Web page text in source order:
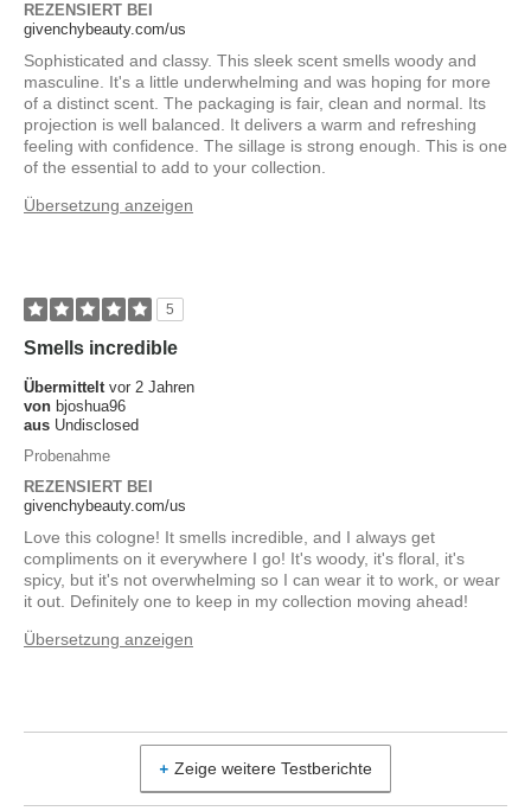
REZENSIERT BEI
givenchybeauty.com/us
Sophisticated and classy. This sleek scent smells woody and
masculine. It's a little underwhelming and was hoping for more
of a distinct scent. The packaging is fair, clean and normal. Its
projection is well balanced. It delivers a warm and refreshing
feeling with confidence. The sillage is strong enough. This is one
of the essential to add to your collection.
Übersetzung anzeigen
5
Smells incredible
Übermittelt vor 2 Jahren
von bjoshua96
aus Undisclosed
Probenahme
REZENSIERT BEI
givenchybeauty.com/us
Love this cologne! It smells incredible, and I always get
compliments on it everywhere I go! It's woody, it's floral, it's
spicy, but it's not overwhelming so I can wear it to work, or wear
it out. Definitely one to keep in my collection moving ahead!
Übersetzung anzeigen
Zeige weitere Testberichte